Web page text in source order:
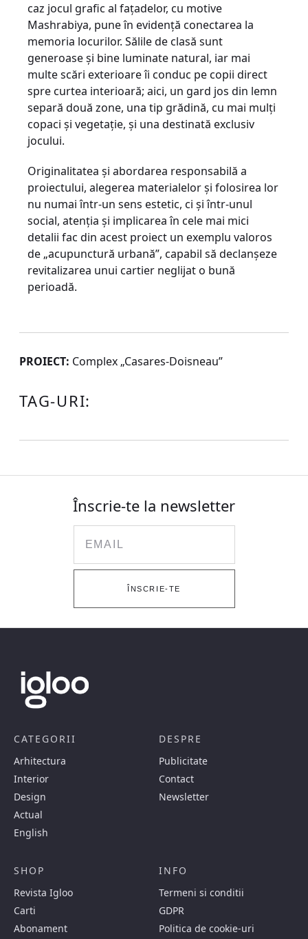
caz jocul grafic al faţadelor, cu motive
Mashrabiya, pune în evidenţă conectarea la
memoria locurilor. Sălile de clasă sunt
generoase şi bine luminate natural, iar mai
multe scări exterioare îi conduc pe copii direct
spre curtea interioară; aici, un gard jos din lemn
separă două zone, una tip grădină, cu mai mulţi
copaci şi vegetaţie, şi una destinată exclusiv
jocului.
Originalitatea şi abordarea responsabilă a
proiectului, alegerea materialelor şi folosirea lor
nu numai într-un sens estetic, ci şi într-unul
social, atenţia şi implicarea în cele mai mici
detalii fac din acest proiect un exemplu valoros
de „acupunctură urbană”, capabil să declanşeze
revitalizarea unui cartier neglijat o bună
perioadă.
PROIECT: Complex „Casares-Doisneau”
TAG-URI:
Înscrie-te la newsletter
ÎNSCRIE-TE
CATEGORII
Arhitectura
Interior
Design
Actual
English
DESPRE
Publicitate
Contact
Newsletter
SHOP
Revista Igloo
Carti
Abonament
INFO
Termeni si conditii
GDPR
Politica de cookie-uri